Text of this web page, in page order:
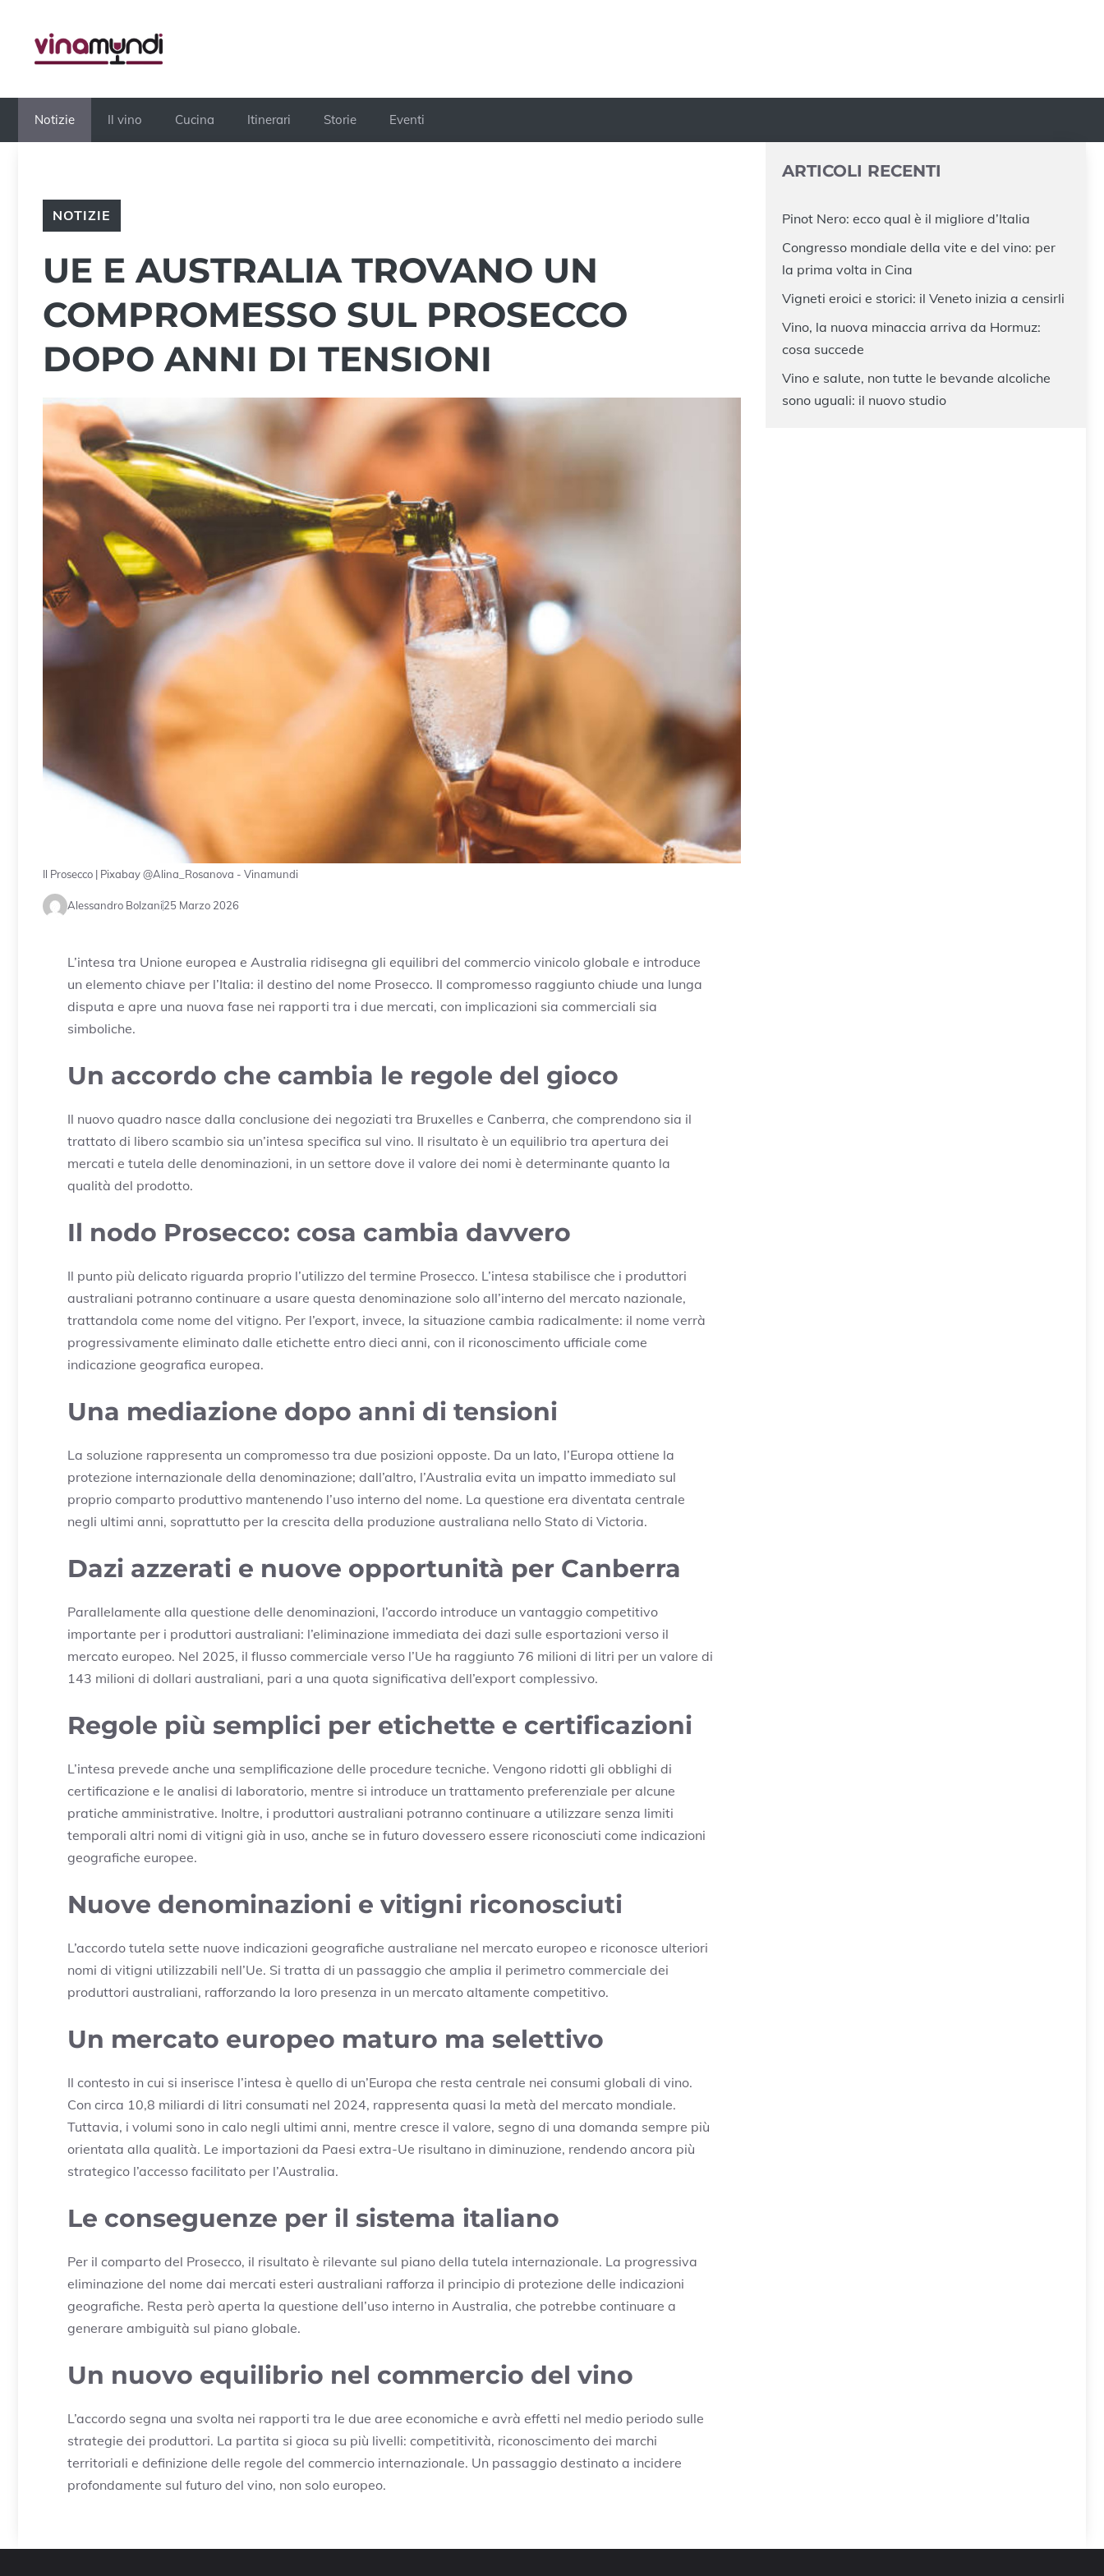
contenuto
Notizie Il vino Cucina Itinerari Storie Eventi
NOTIZIE
UE E AUSTRALIA TROVANO UN
COMPROMESSO SUL PROSECCO
DOPO ANNI DI TENSIONI
Il Prosecco | Pixabay @Alina_Rosanova - Vinamundi
Alessandro Bolzani25 Marzo 2026
L’intesa tra Unione europea e Australia ridisegna gli equilibri del commercio vinicolo globale e introduce
un elemento chiave per l’Italia: il destino del nome Prosecco. Il compromesso raggiunto chiude una lunga
disputa e apre una nuova fase nei rapporti tra i due mercati, con implicazioni sia commerciali sia
simboliche.
Un accordo che cambia le regole del gioco
Il nuovo quadro nasce dalla conclusione dei negoziati tra Bruxelles e Canberra, che comprendono sia il
trattato di libero scambio sia un’intesa specifica sul vino. Il risultato è un equilibrio tra apertura dei
mercati e tutela delle denominazioni, in un settore dove il valore dei nomi è determinante quanto la
qualità del prodotto.
Il nodo Prosecco: cosa cambia davvero
Il punto più delicato riguarda proprio l’utilizzo del termine Prosecco. L’intesa stabilisce che i produttori
australiani potranno continuare a usare questa denominazione solo all’interno del mercato nazionale,
trattandola come nome del vitigno. Per l’export, invece, la situazione cambia radicalmente: il nome verrà
progressivamente eliminato dalle etichette entro dieci anni, con il riconoscimento ufficiale come
indicazione geografica europea.
Una mediazione dopo anni di tensioni
La soluzione rappresenta un compromesso tra due posizioni opposte. Da un lato, l’Europa ottiene la
protezione internazionale della denominazione; dall’altro, l’Australia evita un impatto immediato sul
proprio comparto produttivo mantenendo l’uso interno del nome. La questione era diventata centrale
negli ultimi anni, soprattutto per la crescita della produzione australiana nello Stato di Victoria.
Dazi azzerati e nuove opportunità per Canberra
Parallelamente alla questione delle denominazioni, l’accordo introduce un vantaggio competitivo
importante per i produttori australiani: l’eliminazione immediata dei dazi sulle esportazioni verso il
mercato europeo. Nel 2025, il flusso commerciale verso l’Ue ha raggiunto 76 milioni di litri per un valore di
143 milioni di dollari australiani, pari a una quota significativa dell’export complessivo.
Regole più semplici per etichette e certificazioni
L’intesa prevede anche una semplificazione delle procedure tecniche. Vengono ridotti gli obblighi di
certificazione e le analisi di laboratorio, mentre si introduce un trattamento preferenziale per alcune
pratiche amministrative. Inoltre, i produttori australiani potranno continuare a utilizzare senza limiti
temporali altri nomi di vitigni già in uso, anche se in futuro dovessero essere riconosciuti come indicazioni
geografiche europee.
Nuove denominazioni e vitigni riconosciuti
L’accordo tutela sette nuove indicazioni geografiche australiane nel mercato europeo e riconosce ulteriori
nomi di vitigni utilizzabili nell’Ue. Si tratta di un passaggio che amplia il perimetro commerciale dei
produttori australiani, rafforzando la loro presenza in un mercato altamente competitivo.
Un mercato europeo maturo ma selettivo
Il contesto in cui si inserisce l’intesa è quello di un’Europa che resta centrale nei consumi globali di vino.
Con circa 10,8 miliardi di litri consumati nel 2024, rappresenta quasi la metà del mercato mondiale.
Tuttavia, i volumi sono in calo negli ultimi anni, mentre cresce il valore, segno di una domanda sempre più
orientata alla qualità. Le importazioni da Paesi extra-Ue risultano in diminuzione, rendendo ancora più
strategico l’accesso facilitato per l’Australia.
Le conseguenze per il sistema italiano
Per il comparto del Prosecco, il risultato è rilevante sul piano della tutela internazionale. La progressiva
eliminazione del nome dai mercati esteri australiani rafforza il principio di protezione delle indicazioni
geografiche. Resta però aperta la questione dell’uso interno in Australia, che potrebbe continuare a
generare ambiguità sul piano globale.
Un nuovo equilibrio nel commercio del vino
L’accordo segna una svolta nei rapporti tra le due aree economiche e avrà effetti nel medio periodo sulle
strategie dei produttori. La partita si gioca su più livelli: competitività, riconoscimento dei marchi
territoriali e definizione delle regole del commercio internazionale. Un passaggio destinato a incidere
profondamente sul futuro del vino, non solo europeo.
ARTICOLI RECENTI
Pinot Nero: ecco qual è il migliore d’Italia
Congresso mondiale della vite e del vino: per
la prima volta in Cina
Vigneti eroici e storici: il Veneto inizia a censirli
Vino, la nuova minaccia arriva da Hormuz:
cosa succede
Vino e salute, non tutte le bevande alcoliche
sono uguali: il nuovo studio